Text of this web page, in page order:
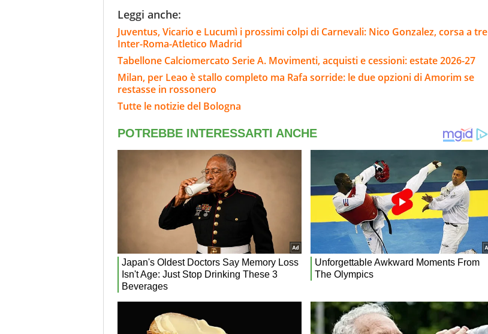
Leggi anche:
Juventus, Vicario e Lucumì i prossimi colpi di Carnevali: Nico Gonzalez, corsa a tre
Inter-Roma-Atletico Madrid
Tabellone Calciomercato Serie A. Movimenti, acquisti e cessioni: estate 2026-27
Milan, per Leao è stallo completo ma Rafa sorride: le due opzioni di Amorim se
restasse in rossonero
Tutte le notizie del Bologna